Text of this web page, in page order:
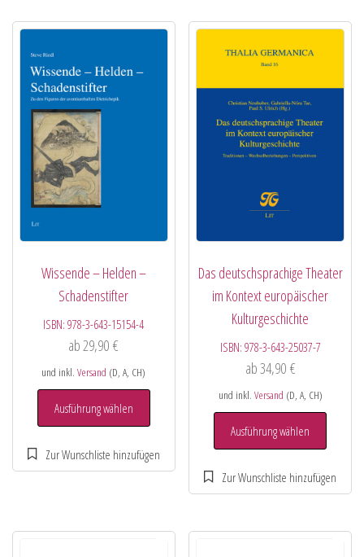
Wissende – Helden –
Schadenstifter
ISBN:978-3-643-15154-4
ab 29,90€
und inkl.Versand (D, A, CH)
Ausführung wählen
Das deutschsprachige Theater
im Kontext europäischer
Kulturgeschichte
ISBN: 978-3-643-25037-7
ab34,90 €
und inkl. Versand (D, A, CH)
Ausführung wählen